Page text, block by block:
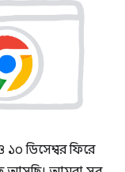
ডিসেম্বর ফিরে